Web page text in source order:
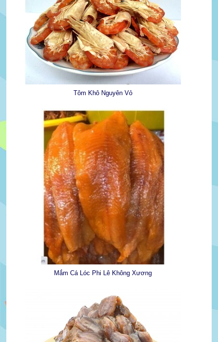
Tôm Khô Nguyên Vỏ
Mắm Cá Lóc Phi Lê Không Xương